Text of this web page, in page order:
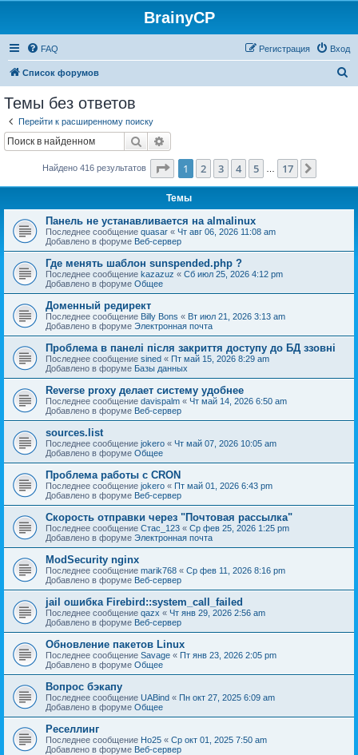
BrainyCP
FAQ Вход
Регистрация
Список форумов
Темы без ответов
Перейти к расширенному поиску
Поиск
Найдено 416 результатов Страница из 17
1 2 3 4 5 17
Темы
Панель не устанавливается на almalinux
Последнее сообщение quasar « Чт авг 06, 2026 11:08 am
Добавлено в форуме Веб-сервер
Где менять шаблон sunspended.php ?
Последнее сообщение kazazuz « Сб июл 25, 2026 4:12 pm
Добавлено в форуме Общее
Доменный редирект
Последнее сообщение Billy Bons « Вт июл 21, 2026 3:13 am
Добавлено в форуме Электронная почта
Проблема в панелі після закриття доступу до БД ззовні
Последнее сообщение sined « Пт май 15, 2026 8:29 am
Добавлено в форуме Базы данных
Reverse proxy делает систему удобнее
Последнее сообщение davispalm « Чт май 14, 2026 6:50 am
Добавлено в форуме Веб-сервер
sources.list
Последнее сообщение jokero « Чт май 07, 2026 10:05 am
Добавлено в форуме Общее
Проблема работы с CRON
Последнее сообщение jokero « Пт май 01, 2026 6:43 pm
Добавлено в форуме Веб-сервер
Скорость отправки через "Почтовая рассылка"
Последнее сообщение Стас_123 « Ср фев 25, 2026 1:25 pm
Добавлено в форуме Электронная почта
ModSecurity nginx
Последнее сообщение marik768 « Ср фев 11, 2026 8:16 pm
Добавлено в форуме Веб-сервер
jail ошибка Firebird::system_call_failed
Последнее сообщение qazx « Чт янв 29, 2026 2:56 am
Добавлено в форуме Веб-сервер
Обновление пакетов Linux
Последнее сообщение Savage « Пт янв 23, 2026 2:05 pm
Добавлено в форуме Общее
Вопрос бэкапу
Последнее сообщение UABind « Пн окт 27, 2025 6:09 am
Добавлено в форуме Общее
Реселлинг
Последнее сообщение Ho25 « Ср окт 01, 2025 7:50 am
Добавлено в форуме Веб-сервер